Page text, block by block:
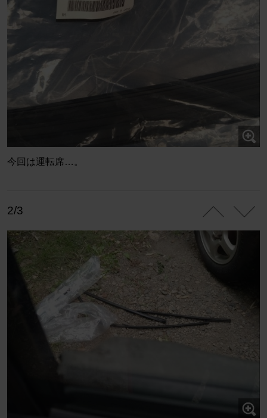
今回は運転席…。
2/3